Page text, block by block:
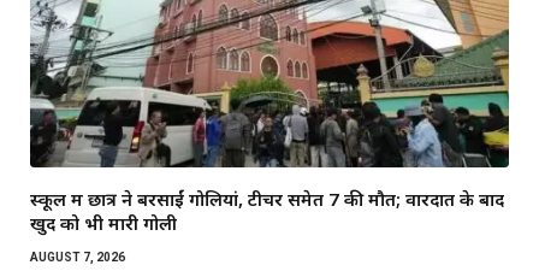
स्कूल में छात्र ने बरसाईं गोलियां, टीचर समेत 7 की मौत; वारदात के बाद
खुद को भी मारी गोली
AUGUST 7, 2026